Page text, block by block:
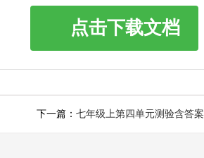
点击下载文档
下一篇： 七年级上第四单元测验含答案